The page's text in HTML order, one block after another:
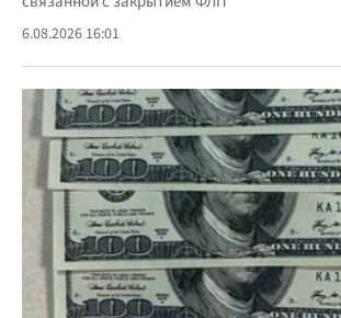
6.08.2026 16:01